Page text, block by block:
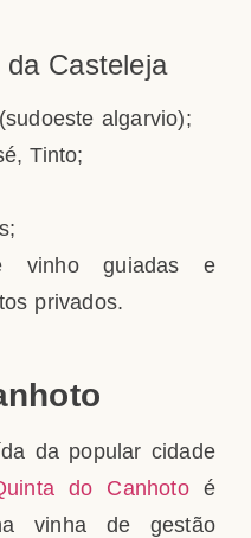
Casteleja
algarvio);
Tinto;
vinho guiadas e
privados.
da popular cidade
do Canhotoé
vinha de gestão